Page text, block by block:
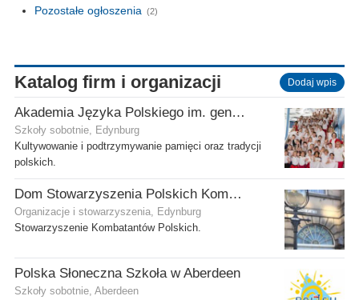
Pozostałe ogłoszenia (2)
Katalog firm i organizacji Dodaj wpis
Akademia Języka Polskiego im. gen. Stanisława Maczka przy ECP
Szkoły sobotnie, Edynburg
Kultywowanie i podtrzymywanie pamięci oraz tradycji
polskich.
Dom Stowarzyszenia Polskich Kombatantów (SPK) w Edynburgu
Organizacje i stowarzyszenia, Edynburg
Stowarzyszenie Kombatantów Polskich.
Polska Słoneczna Szkoła w Aberdeen
Szkoły sobotnie, Aberdeen